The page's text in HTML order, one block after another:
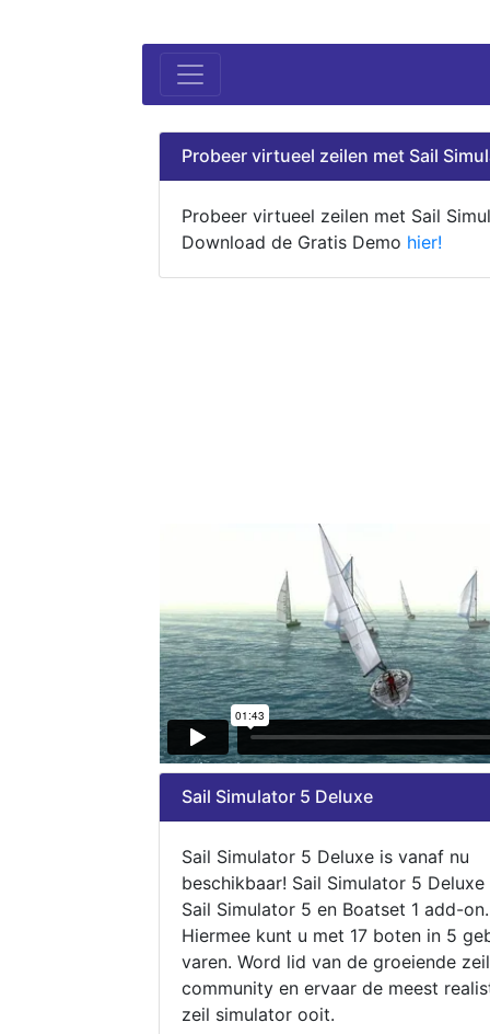
Probeer virtueel zeilen met Sail
Probeer virtueel zeilen met Sail
Download de Gratis Demo hier!
Sail Simulator 5 Deluxe
Sail Simulator 5 Deluxe is vanaf nu
beschikbaar! Sail Simulator 5
Sail Simulator 5 en Boatset 1 add-on.
Hiermee kunt u met 17 boten in 5
varen. Word lid van de groeiende zeil
community en ervaar de meest
zeil simulator ooit.